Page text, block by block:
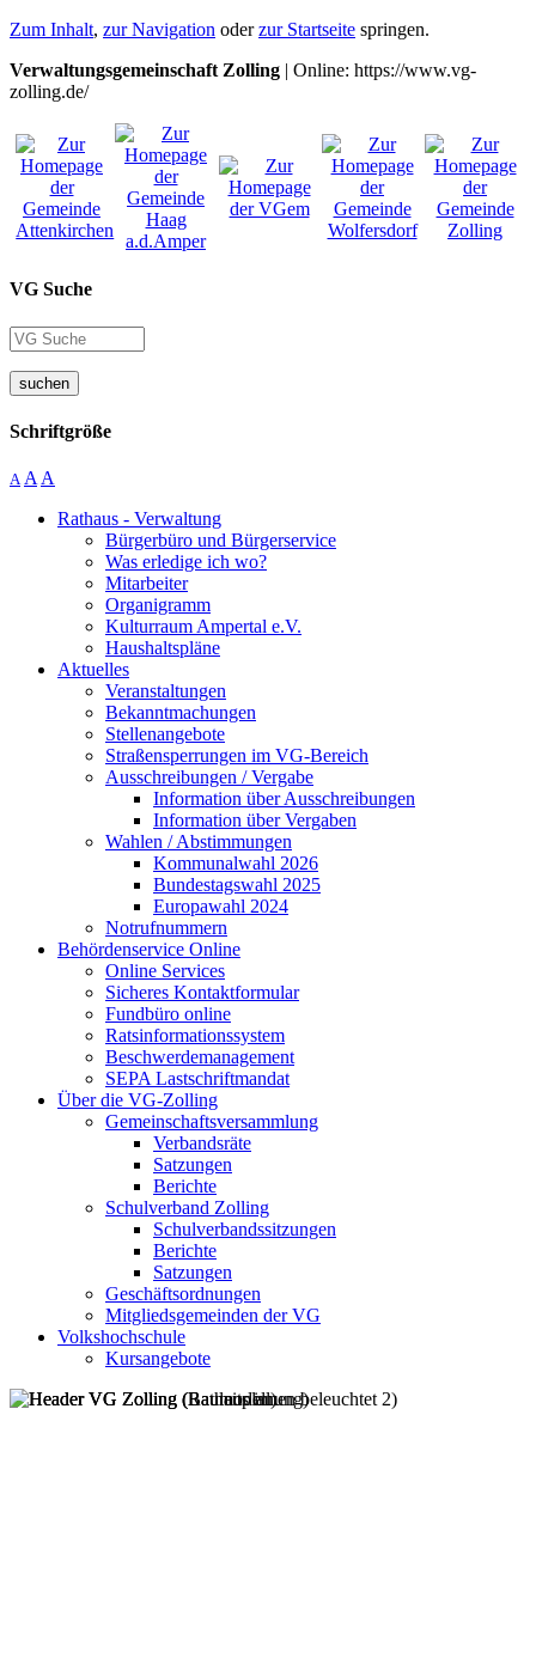
Zum Inhalt, zur Navigation oderzur Startseite springen.
Verwaltungsgemeinschaft Zolling | Online: https://www.vg-
zolling.de/
VG Suche
suchen
Schriftgröße
A A A
Rathaus - Verwaltung
Bürgerbüro und Bürgerservice
Was erledige ich wo?
Mitarbeiter
Organigramm
Kulturraum Ampertal e.V.
Haushaltspläne
Aktuelles
Veranstaltungen
Bekanntmachungen
Stellenangebote
Straßensperrungen im VG-Bereich
Ausschreibungen / Vergabe
Information über Ausschreibungen
Information über Vergaben
Wahlen / Abstimmungen
Kommunalwahl 2026
Bundestagswahl 2025
Europawahl 2024
Notrufnummern
Behördenservice Online
Online Services
Sicheres Kontaktformular
Fundbüro online
Ratsinformationssystem
Beschwerdemanagement
SEPA Lastschriftmandat
Über die VG-Zolling
Gemeinschaftsversammlung
Verbandsräte
Satzungen
Berichte
Schulverband Zolling
Schulverbandssitzungen
Berichte
Satzungen
Geschäftsordnungen
Mitgliedsgemeinden der VG
Volkshochschule
Kursangebote